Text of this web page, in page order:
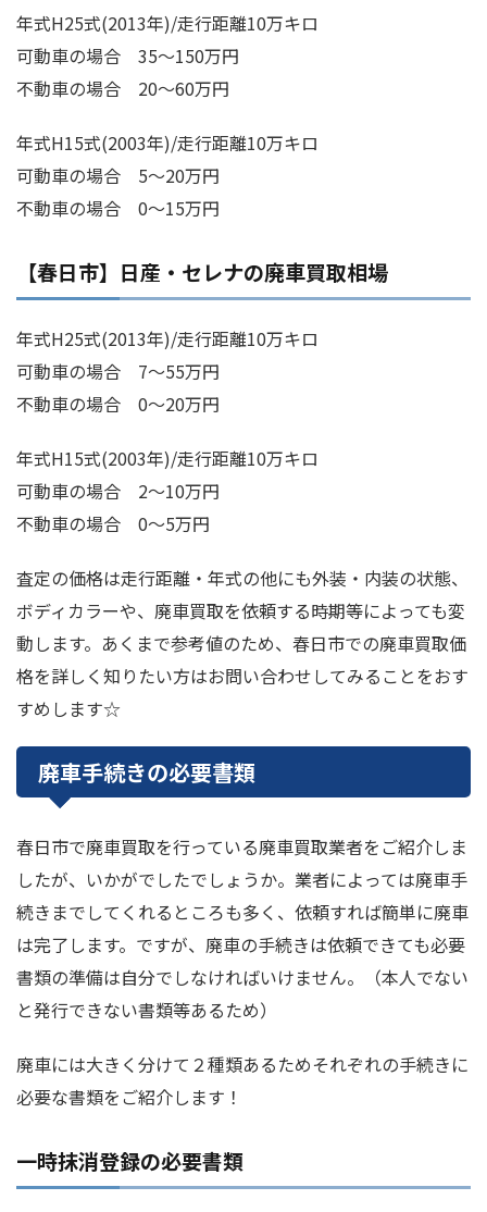
年式H25式(2013年)/走行距離10万キロ
可動車の場合 35～150万円
不動車の場合 20～60万円
年式H15式(2003年)/走行距離10万キロ
可動車の場合 5～20万円
不動車の場合 0～15万円
【春日市】日産・セレナの廃車買取相場
年式H25式(2013年)/走行距離10万キロ
可動車の場合 7～55万円
不動車の場合 0～20万円
年式H15式(2003年)/走行距離10万キロ
可動車の場合 2～10万円
不動車の場合 0～5万円
査定の価格は走行距離・年式の他にも外装・内装の状態、
ボディカラーや、廃車買取を依頼する時期等によっても変
動します。あくまで参考値のため、春日市での廃車買取価
格を詳しく知りたい方はお問い合わせしてみることをおす
すめします☆
廃車手続きの必要書類
春日市で廃車買取を行っている廃車買取業者をご紹介しま
したが、いかがでしたでしょうか。業者によっては廃車手
続きまでしてくれるところも多く、依頼すれば簡単に廃車
は完了します。ですが、廃車の手続きは依頼できても必要
書類の準備は自分でしなければいけません。（本人でない
と発行できない書類等あるため）
廃車には大きく分けて２種類あるためそれぞれの手続きに
必要な書類をご紹介します！
一時抹消登録の必要書類